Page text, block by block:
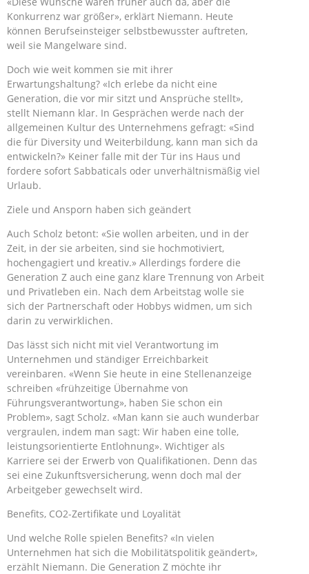
Konkurrenz war größer», erklärt Niemann. Heute
können Berufseinsteiger selbstbewusster auftreten,
weil sie Mangelware sind.
Doch wie weit kommen sie mit ihrer
Erwartungshaltung? «Ich erlebe da nicht eine
Generation, die vor mir sitzt und Ansprüche stellt»,
stellt Niemann klar. In Gesprächen werde nach der
allgemeinen Kultur des Unternehmens gefragt: «Sind
die für Diversity und Weiterbildung, kann man sich da
entwickeln?» Keiner falle mit der Tür ins Haus und
fordere sofort Sabbaticals oder unverhältnismäßig viel
Urlaub.
Ziele und Ansporn haben sich geändert
Auch Scholz betont: «Sie wollen arbeiten, und in der
Zeit, in der sie arbeiten, sind sie hochmotiviert,
hochengagiert und kreativ.» Allerdings fordere die
Generation Z auch eine ganz klare Trennung von Arbeit
und Privatleben ein. Nach dem Arbeitstag wolle sie
sich der Partnerschaft oder Hobbys widmen, um sich
darin zu verwirklichen.
Das lässt sich nicht mit viel Verantwortung im
Unternehmen und ständiger Erreichbarkeit
vereinbaren. «Wenn Sie heute in eine Stellenanzeige
schreiben «frühzeitige Übernahme von
Führungsverantwortung», haben Sie schon ein
Problem», sagt Scholz. «Man kann sie auch wunderbar
vergraulen, indem man sagt: Wir haben eine tolle,
leistungsorientierte Entlohnung». Wichtiger als
Karriere sei der Erwerb von Qualifikationen. Denn das
sei eine Zukunftsversicherung, wenn doch mal der
Arbeitgeber gewechselt wird.
Benefits, CO2-Zertifikate und Loyalität
Und welche Rolle spielen Benefits? «In vielen
Unternehmen hat sich die Mobilitätspolitik geändert»,
erzählt Niemann. Die Generation Z möchte ihr